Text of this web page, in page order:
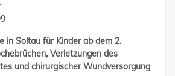
in Soltau für Kinder ab dem 2.
Verletzungen des
und chirurgischer Wundversorgung